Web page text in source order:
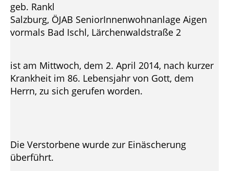
geb. Rankl
Salzburg, ÖJAB SeniorInnenwohnanlage Aigen
vormals Bad Ischl, Lärchenwaldstraße 2
ist am Mittwoch, dem 2. April 2014, nach kurzer
Krankheit im 86. Lebensjahr von Gott, dem
Herrn, zu sich gerufen worden.
Die Verstorbene wurde zur Einäscherung
überführt.